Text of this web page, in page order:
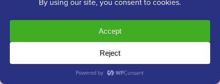
Răspunde
8 dec. 2023 la 3:45